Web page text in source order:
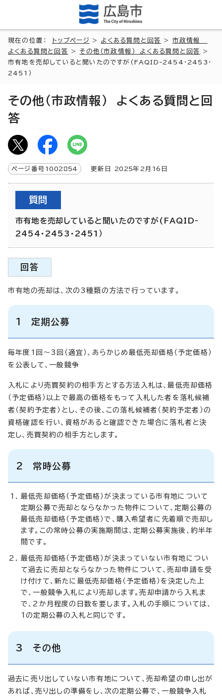
現在の位置： トップページ > よくある質問と回答 > 市政情報
よくある質問と回答
> その他（市政情報） よくある質問と回答
>
市有地を売却していると聞いたのですが(FAQID-2454・2453・
2451）
その他（市政情報） よくある質問と回
答
ページ番号 1002854 更新日 2025年2月 16 日
質問
市有地を売却していると聞いたのですが(FAQID-
2454・2453・2451）
回答
市有地の売却は、次の3種類の方法で行っています。
1 定期公募
毎年度1回～3回（適宜）、あらかじめ最低売却価格（予定価格）
を公表して、一般競争
入札により売買契約の相手方とする方法入札は、最低売却価格
（予定価格）以上で最高の価格をもって入札した者を落札候補
者（契約予定者）とし、その後、この落札候補者（契約予定者）の
資格確認を行い、資格があると確認できた場合に落札者と決
定し、売買契約の相手方とします。
2 常時公募
最低売却価格（予定価格）が決まっている市有地について
定期公募で売却とならなかった物件について、定期公募の
最低売却価格（予定価格）で、購入希望者に先着順で売却し
ます。この常時公募の実施期間は、定期公募実施後、約半年
間です。
最低売却価格（予定価格）が決まっていない市有地につい
て過去に売却とならなかった物件について、売却申請を受
け付けて、新たに最低売却価格（予定価格）を決定した上
で、一般競争入札により売却します。売却申請から入札ま
で、2か月程度の日数を要します。入札の手順については、
1の定期公募の入札と同じです。
3 その他
過去に売り出していない市有地について、売却希望の申し出が
あれば、売り出しの準備をし、次の定期公募で、一般競争入札